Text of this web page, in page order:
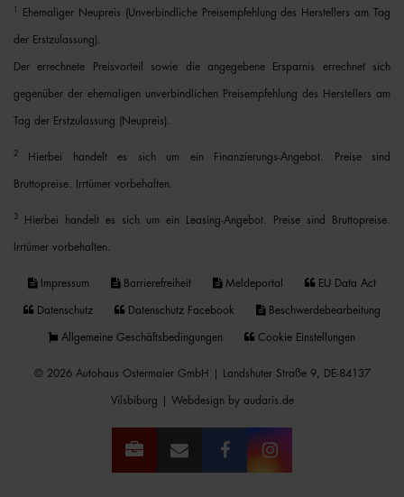
Ehemaliger Neupreis (Unverbindliche Preisempfehlung des Herstellers am Tag
der Erstzulassung).
Der errechnete Preisvorteil sowie die angegebene Ersparnis errechnet sich
gegenüber der ehemaligen unverbindlichen Preisempfehlung des Herstellers am
Tag der Erstzulassung (Neupreis).
2 Hierbei handelt es sich um ein Finanzierungs-Angebot. Preise sind
Bruttopreise. Irrtümer vorbehalten.
3 Hierbei handelt es sich um ein Leasing-Angebot. Preise sind Bruttopreise.
Irrtümer vorbehalten.
Impressum Barrierefreiheit Meldeportal EU Data Act
Datenschutz Datenschutz Facebook Beschwerdebearbeitung
Allgemeine Geschäftsbedingungen Cookie Einstellungen
© 2026 Autohaus Ostermaier GmbH | Landshuter Straße 9, DE-84137
Vilsbiburg | Webdesign by audaris.de